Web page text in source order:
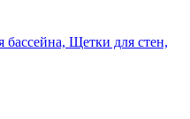
бассейна, Щетки для стен,